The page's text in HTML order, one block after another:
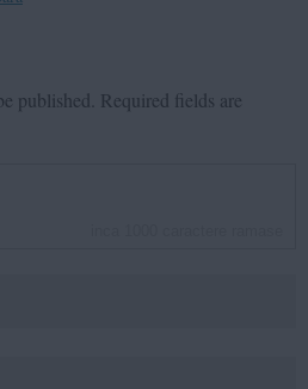
published. Required fields are